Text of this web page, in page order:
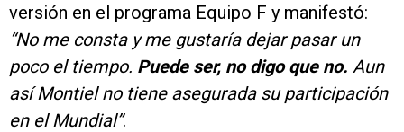
versión en el programa Equipo F y manifestó:
“No me consta y me gustaría dejar pasar un
poco el tiempo. Puede ser, no digo que no. Aun
así Montiel no tiene asegurada su participación
en el Mundial”.